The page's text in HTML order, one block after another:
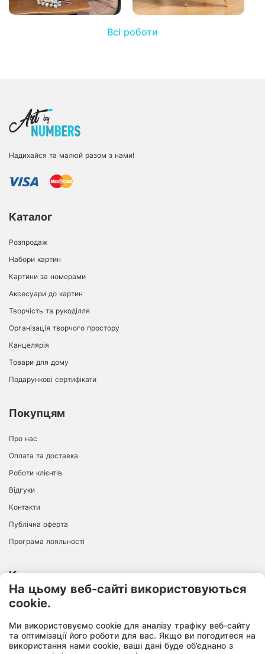
Всі роботи
Надихайся та малюй разом з нами!
Каталог
Розпродаж
Набори картин
Картини за номерами
Аксесуари до картин
Творчість та рукоділля
Організація творчого простору
Канцелярія
Товари для дому
Подарункові сертифікати
Покупцям
Про нас
Оплата та доставка
Роботи клієнтів
Відгуки
Контакти
Публічна оферта
Програма лояльності
Контакти
ІНТЕРНЕТ-МАГАЗИН
Пн-Пт: 10:00-18:00
На цьому веб-сайті використовуються
cookie.
Ми використовуємо cookie для аналізу трафіку веб-сайту
та оптимізації його роботи для вас. Якщо ви погодитеся на
використання нами cookie, ваші дані буде об’єднано з